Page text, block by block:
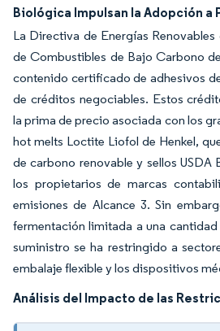
Biológica Impulsan la Adopción a
La Directiva de Energías
de Combustibles de Bajo Carbono
contenido certificado de adhesivos
de créditos negociables. Estos
la prima de precio asociada con los
hot melts Loctite Liofol de Henkel,
de carbono renovable y sellos USDA
los propietarios de marcas
emisiones de Alcance 3. Sin
fermentación limitada a una
suministro se ha restringido a
embalaje flexible y los dispositivos
Análisis del Impacto de las